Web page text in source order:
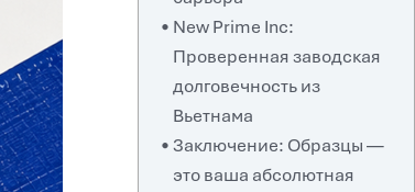
New Prime Inc:
Проверенная заводская
долговечность из
Вьетнама
Заключение: Образцы —
это ваша абсолютная